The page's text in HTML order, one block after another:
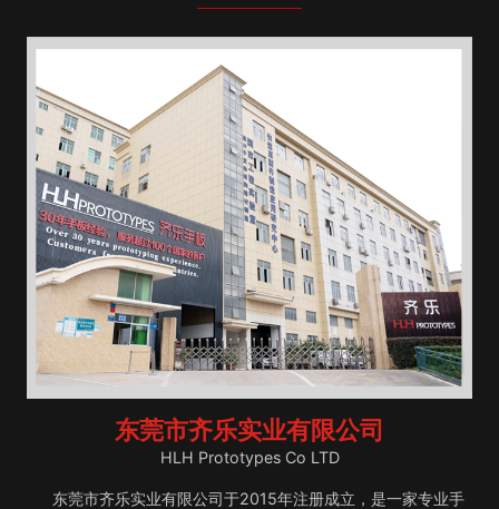
东莞市齐乐实业有限公司
HLH Prototypes Co LTD
东莞市齐乐实业有限公司于2015年注册成立，是一家专业手